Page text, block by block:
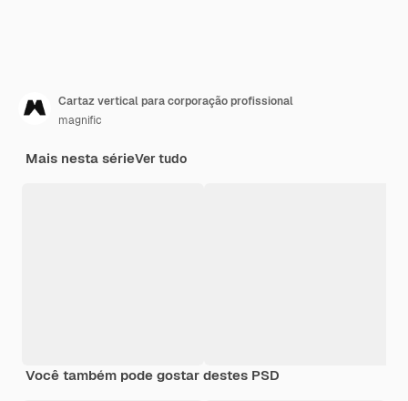
Cartaz vertical para corporação profissional
magnific
Mais nesta sérieVer tudo
Você também pode gostar destes PSD